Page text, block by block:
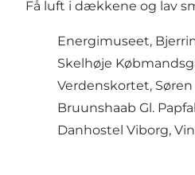
Få luft i dækkene og lav
Energimuseet,
Skelhøje
Verdenskortet,
Bruunshaab Gl.
Danhostel Viborg,